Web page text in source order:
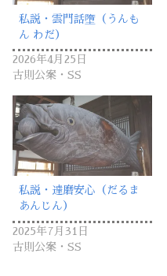
私説・雲門話墮（うんも
ん わだ）
2026年4月25日
古則公案・SS
私説・達磨安心（だるま
あんじん）
2025年7月31日
古則公案・SS